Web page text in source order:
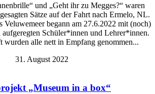
und „Geht ihr zu Megges?“ waren
Sätze auf der Fahrt nach Ermelo, NL.
Veluwemeer begann am 27.6.2022 mit (noch)
aufgeregten Schüler*innen und Lehrer*innen.
wurden alle nett in Empfang genommen...
31. August 2022
„Museum in a box“